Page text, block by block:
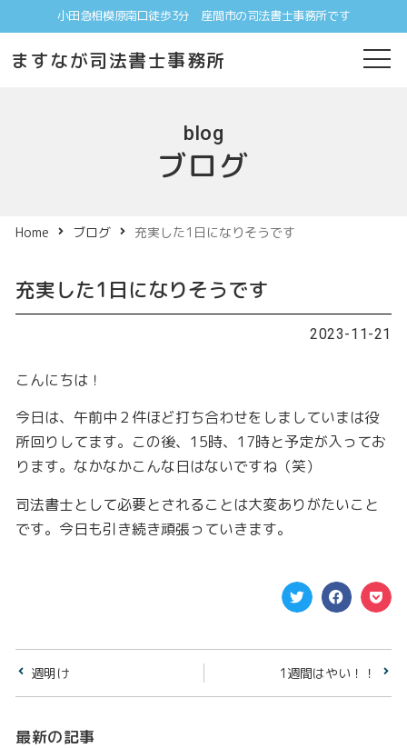
小田急相模原南口徒歩3分 座間市の司法書士事務所です
ますなが司法書士事務所
blog
ブログ
Home ブログ 充実した1日になりそうです
充実した1日になりそうです
2023-11-21
こんにちは！
今日は、午前中２件ほど打ち合わせをしましていまは役
所回りしてます。この後、15時、17時と予定が入ってお
ります。なかなかこんな日はないですね（笑）
司法書士として必要とされることは大変ありがたいこと
です。今日も引き続き頑張っていきます。
週明け 1週間はやい！！
最新の記事